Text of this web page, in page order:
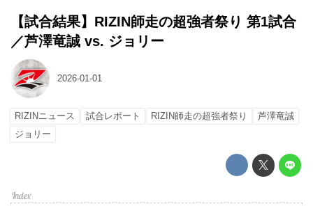
【試合結果】RIZIN師走の超強者祭り 第1試合
／芦澤竜誠 vs. ジョリー
2026-01-01
RIZINニュース 試合レポート RIZIN師走の超強者祭り
芦澤竜誠
ジョリー